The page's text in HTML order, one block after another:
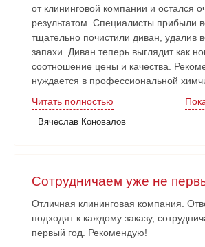
от клининговой компании и остался
результатом. Специалисты прибыли
тщательно почистили диван, удалив
запахи. Диван теперь выглядит как
соотношение цены и качества.
нуждается в профессиональной
Читать полностью
Вячеслав Коновалов
Сотрудничаем уже не
Отличная клининговая компания.
подходят к каждому заказу,
первый год. Рекомендую!